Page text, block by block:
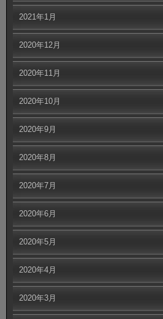
2021年1月
2020年12月
2020年11月
2020年10月
2020年9月
2020年8月
2020年7月
2020年6月
2020年5月
2020年4月
2020年3月